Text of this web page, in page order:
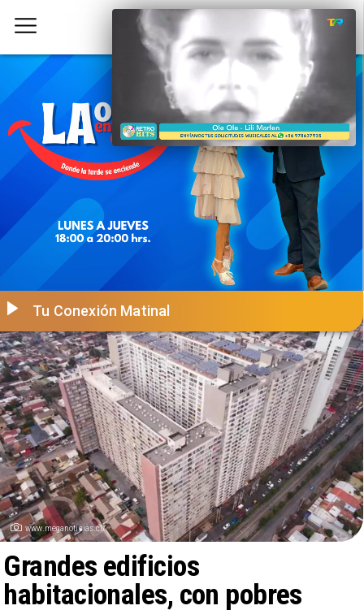
www.meganoticias.cl/
Grandes edificios
habitacionales, con pobres
Tu Conexión Matinal